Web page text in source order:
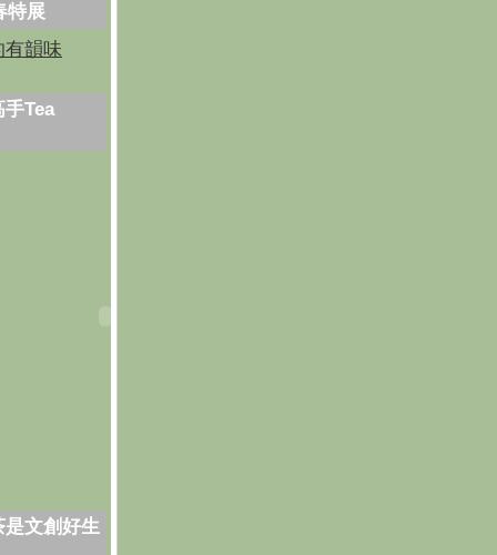
特展
有韻味
Tea
文創好生